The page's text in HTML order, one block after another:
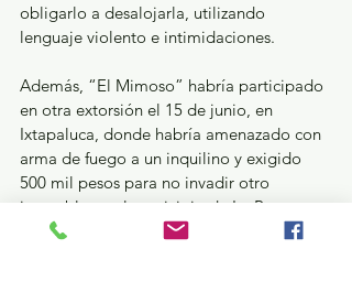
obligarlo a desalojarla, utilizando
lenguaje violento e intimidaciones.
Además, “El Mimoso” habría participado
en otra extorsión el 15 de junio, en
Ixtapaluca, donde habría amenazado con
arma de fuego a un inquilino y exigido
500 mil pesos para no invadir otro
inmueble en el municipio de La Paz.